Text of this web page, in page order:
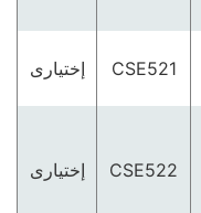
CSE521 إختيارى
CSE522 إختيارى